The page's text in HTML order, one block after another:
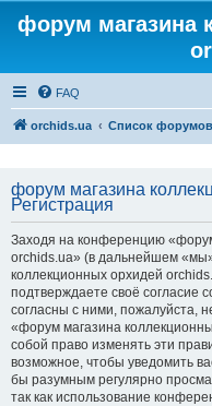
форум магазина
FAQ
orchids.ua Список форумов
форум магазина
Регистрация
Заходя на конференцию
orchids.ua» (в дальнейшем
коллекционных орхидей
подтверждаете своё согласие
согласны с ними, пожалуйста,
«форум магазина
собой право изменять эти
возможное, чтобы уведомить
бы разумным регулярно
так как использование